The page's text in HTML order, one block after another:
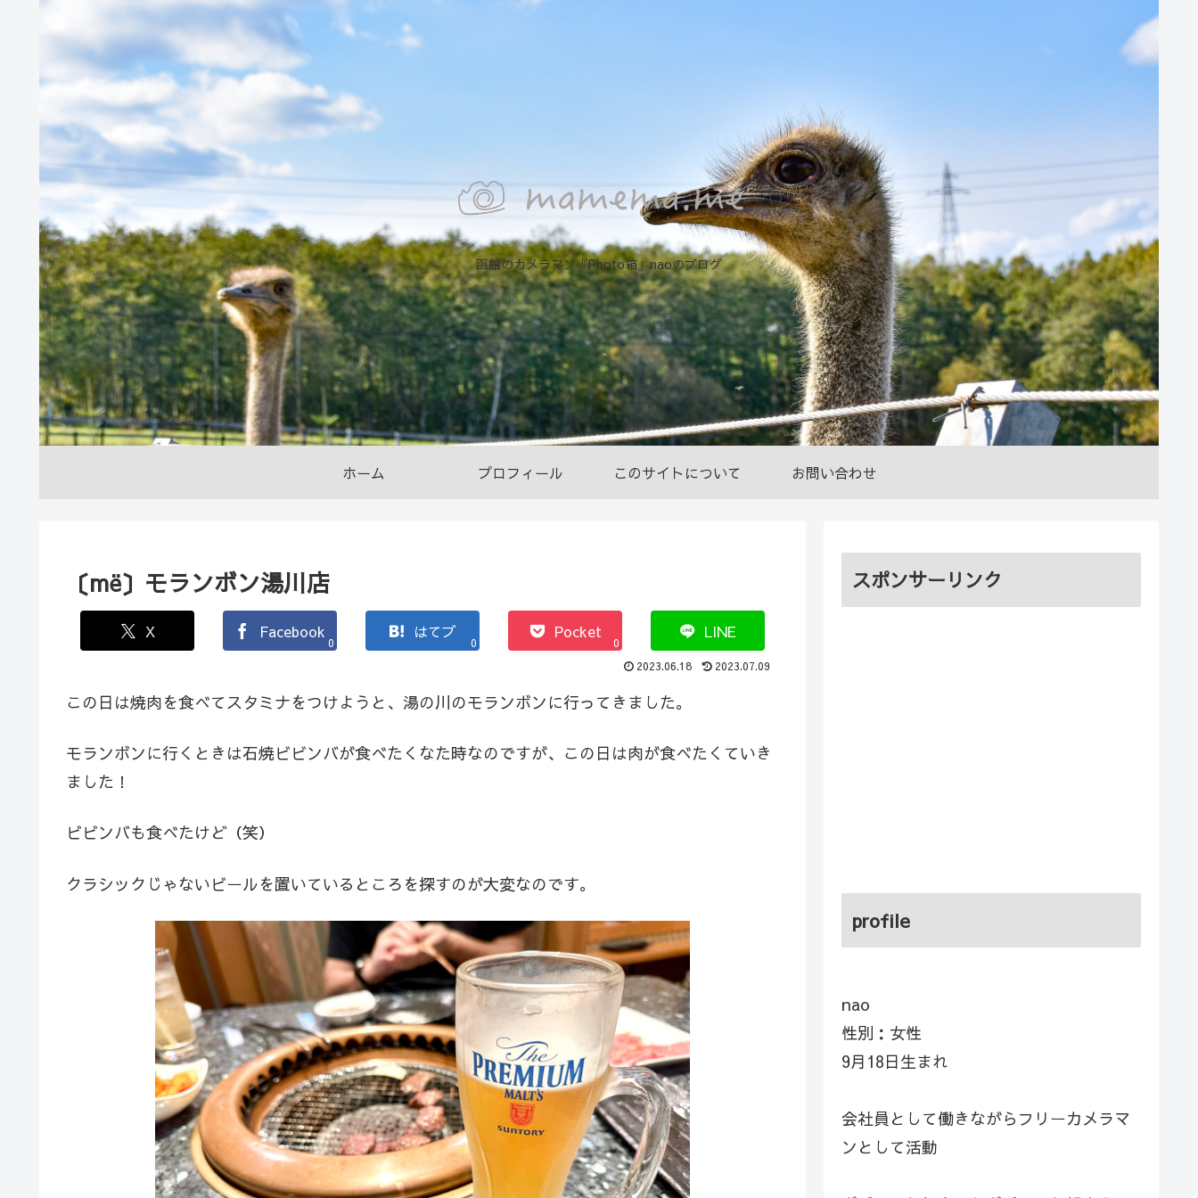
函館のカメラマン『Photo箱』naoのブログ
ホーム プロフィール このサイトについて お問い合わせ
〔më〕モランボン湯川店
X Facebook
0
はてブ
0
Pocket
0
LINE
2023.06.18 2023.07.09
この日は焼肉を食べてスタミナをつけようと、湯の川のモランボンに行ってきました。
モランボンに行くときは石焼ビビンバが食べたくなた時なのですが、この日は肉が食べたくていき
ました！
ビビンバも食べたけど（笑）
クラシックじゃないビールを置いているところを探すのが大変なのです。
スポンサーリンク
profile
nao
性別：女性
9月18日生まれ
会社員として働きながらフリーカメラマ
ンとして活動